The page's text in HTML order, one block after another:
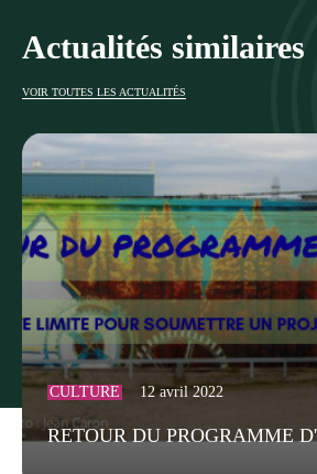
Actualités similaires
VOIR TOUTES LES ACTUALITÉS
CULTURE 12 avril 2022
RETOUR DU PROGRAMME